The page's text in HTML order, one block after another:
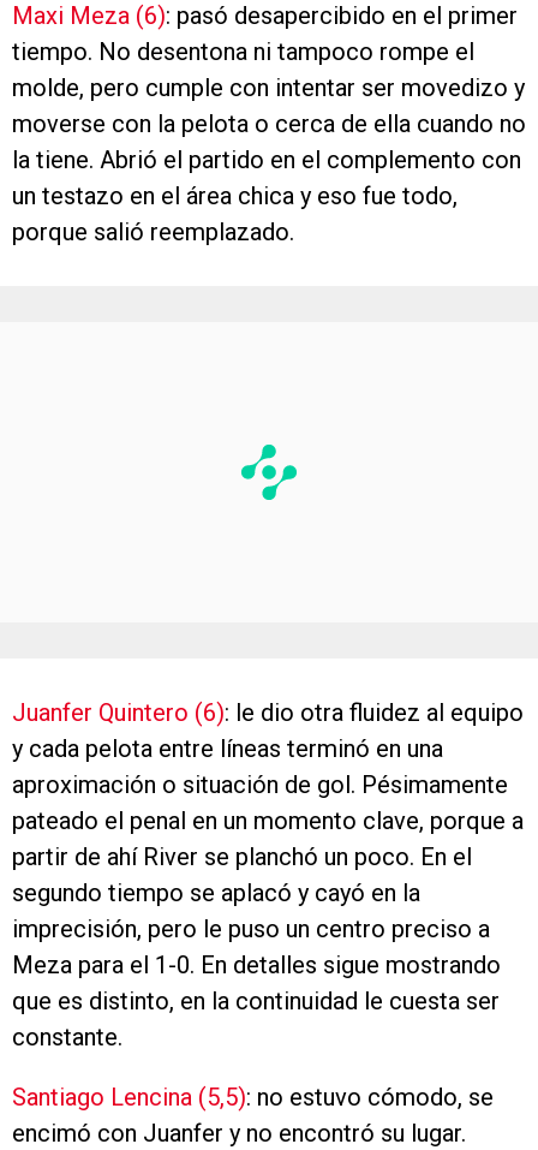
Maxi Meza (6): pasó desapercibido en el primer
tiempo. No desentona ni tampoco rompe el
molde, pero cumple con intentar ser movedizo y
moverse con la pelota o cerca de ella cuando no
la tiene. Abrió el partido en el complemento con
un testazo en el área chica y eso fue todo,
porque salió reemplazado.
Juanfer Quintero (6): le dio otra fluidez al equipo
y cada pelota entre líneas terminó en una
aproximación o situación de gol. Pésimamente
pateado el penal en un momento clave, porque a
partir de ahí River se planchó un poco. En el
segundo tiempo se aplacó y cayó en la
imprecisión, pero le puso un centro preciso a
Meza para el 1-0. En detalles sigue mostrando
que es distinto, en la continuidad le cuesta ser
constante.
Santiago Lencina (5,5): no estuvo cómodo, se
encimó con Juanfer y no encontró su lugar.